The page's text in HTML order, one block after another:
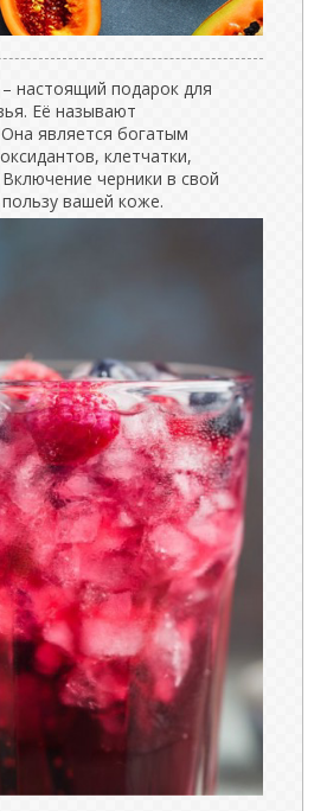
настоящий подарок для
Её называют
является богатым
клетчатки,
черники в свой
вашей коже.